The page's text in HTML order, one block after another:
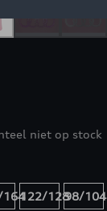
niet op stock
122/12898/104